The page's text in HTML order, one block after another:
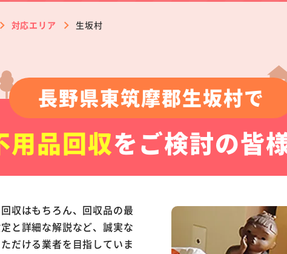
対応エリア 生坂村
長野県東筑摩郡生坂村で
用品回収をご検討の皆
収はもちろん、回収品の最
と詳細な解説など、誠実な
だける業者を目指していま